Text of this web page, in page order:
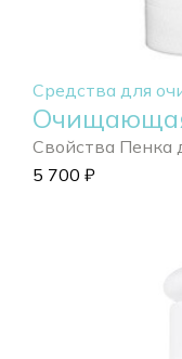
Средства для
Свойства Пенка
5 700 ₽